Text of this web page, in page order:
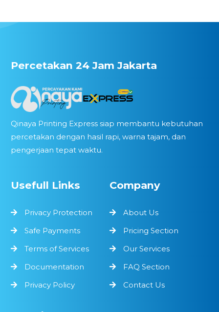
Percetakan 24 Jam Jakarta
Qinaya Printing Express siap membantu kebutuhan
percetakan dengan hasil rapi, warna tajam, dan
pengerjaan tepat waktu.
Usefull Links
Privacy Protection
Safe Payments
Terms of Services
Documentation
Privacy Policy
Company
About Us
Pricing Section
Our Services
FAQ Section
Contact Us